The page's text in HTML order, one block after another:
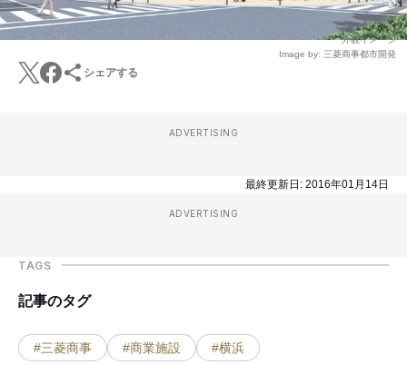
外観イメージ
Image by: 三菱商事都市開発
シェアする
ADVERTISING
最終更新日: 2016年01月14日
ADVERTISING
TAGS
記事のタグ
#三菱商事 #商業施設 #横浜